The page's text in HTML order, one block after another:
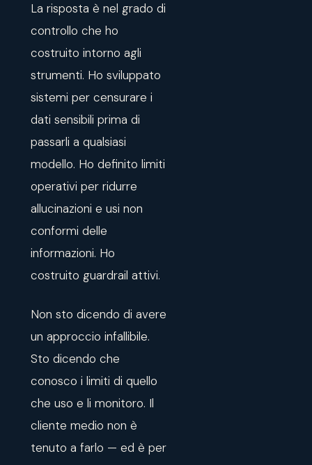
La risposta è nel grado di
controllo che ho
costruito intorno agli
strumenti. Ho sviluppato
sistemi per censurare i
dati sensibili prima di
passarli a qualsiasi
modello. Ho definito limiti
operativi per ridurre
allucinazioni e usi non
conformi delle
informazioni. Ho
costruito guardrail attivi.
Non sto dicendo di avere
un approccio infallibile.
Sto dicendo che
conosco i limiti di quello
che uso e li monitoro. Il
cliente medio non è
tenuto a farlo — ed è per